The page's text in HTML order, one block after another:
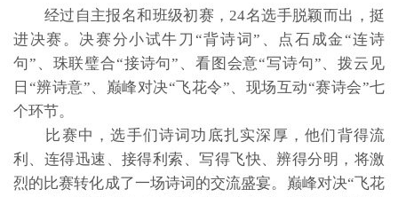
经过自主报名和班级初赛，24名选手脱颖而出，挺
进决赛。决赛分小试牛刀“背诗词”、点石成金“连诗
句”、珠联璧合“接诗句”、看图会意“写诗句”、拨云见
日“辨诗意”、巅峰对决“飞花令”、现场互动“赛诗会”七
个环节。
比赛中，选手们诗词功底扎实深厚，他们背得流
利、连得迅速、接得利索、写得飞快、辨得分明，将激
烈的比赛转化成了一场诗词的交流盛宴。巅峰对决“飞花